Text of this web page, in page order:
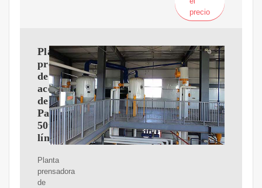
precio
Planta
prensadora
de
aceite
de
Palma
50t/D
línea
Planta
prensadora
de